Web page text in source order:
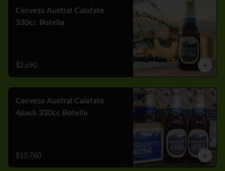
Cerveza Austral Calafate
330cc Botella
$2.690
Cerveza Austral Calafate
4pack 330cc Botella
$10.760